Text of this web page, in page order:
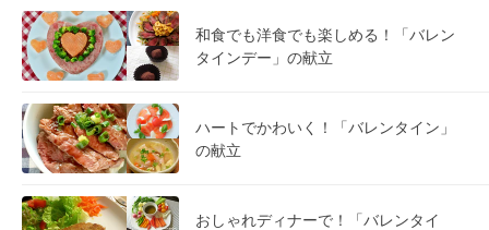
和食でも洋食でも楽しめる！「バレン
タインデー」の献立
ハートでかわいく！「バレンタイン」
の献立
おしゃれディナーで！「バレンタイ